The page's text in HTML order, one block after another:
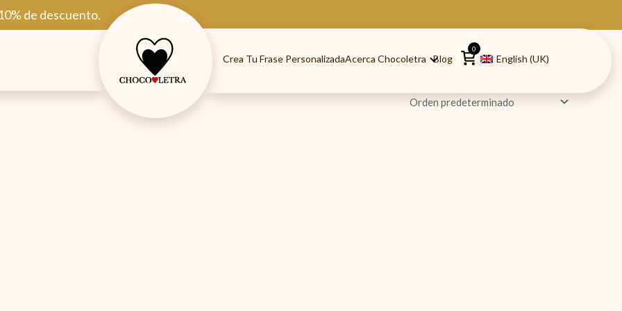
de descuento.
Crea Tu Frase PersonalizadaAcerca Chocoletra Blog
0
English (UK)